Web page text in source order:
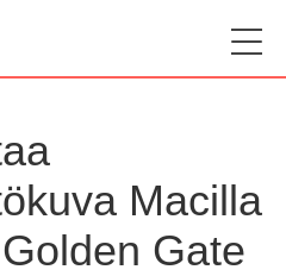
Macilla
Gate